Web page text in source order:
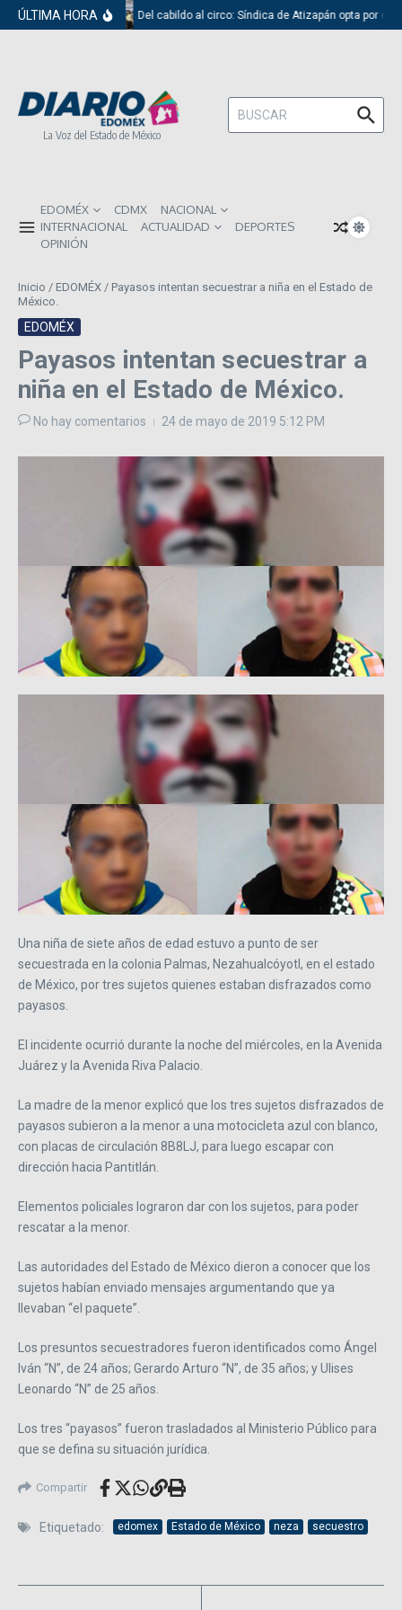
Saltar al contenido
ÚLTIMA HORA Del cabildo al circo: Síndica de Atizapán opta por el
La Voz del Estado de México
Buscar:
EDOMÉX CDMX
NACIONAL
INTERNACIONAL
ACTUALIDAD
DEPORTES
OPINIÓN
Inicio / EDOMÉX / Payasos intentan secuestrar a niña en el Estado de
México.
EDOMÉX
Payasos intentan secuestrar a
niña en el Estado de México.
No hay comentarios 24 de mayo de 2019 5:12 PM
Una niña de siete años de edad estuvo a punto de ser
secuestrada en la colonia Palmas, Nezahualcóyotl, en el estado
de México, por tres sujetos quienes estaban disfrazados como
payasos.
El incidente ocurrió durante la noche del miércoles, en la Avenida
Juárez y la Avenida Riva Palacio.
La madre de la menor explicó que los tres sujetos disfrazados de
payasos subieron a la menor a una motocicleta azul con blanco,
con placas de circulación 8B8LJ, para luego escapar con
dirección hacia Pantitlán.
Elementos policiales lograron dar con los sujetos, para poder
rescatar a la menor.
Las autoridades del Estado de México dieron a conocer que los
sujetos habían enviado mensajes argumentando que ya
llevaban “el paquete”.
Los presuntos secuestradores fueron identificados como Ángel
Iván “N”, de 24 años; Gerardo Arturo “N”, de 35 años; y Ulises
Leonardo “N” de 25 años.
Los tres “payasos” fueron trasladados al Ministerio Público para
que se defina su situación jurídica.
Compartir
Etiquetado: edomex Estado de México neza secuestro